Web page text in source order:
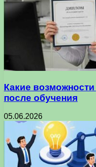
Какие
после обучения
05.06.2026